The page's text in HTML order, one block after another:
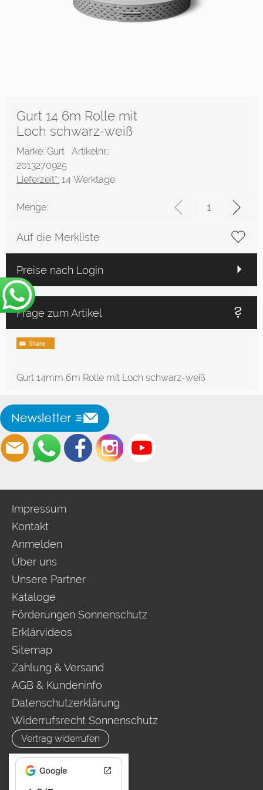
Gurt 14 6m Rolle mit
Loch schwarz-weiß
Marke: Gurt Artikelnr.:
2013270925
Lieferzeit*: 14 Werktage
Menge:
Auf die Merkliste
Preise nach Login
Frage zum Artikel
Gurt 14mm 6m Rolle mit Loch schwarz-weiß
Impressum
Kontakt
Anmelden
Über uns
Unsere Partner
Kataloge
Förderungen Sonnenschutz
Erklärvideos
Sitemap
Zahlung & Versand
AGB & Kundeninfo
Datenschutzerklärung
Widerrufsrecht Sonnenschutz
Vertrag widerrufen